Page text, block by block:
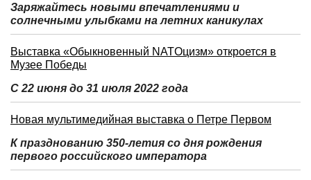
Заряжайтесь новыми впечатлениями и
солнечными улыбками на летних каникулах
Выставка «Обыкновенный NATOцизм» откроется в
Музее Победы
С 22 июня до 31 июля 2022 года
Новая мультимедийная выставка о Петре Первом
К празднованию 350-летия со дня рождения
первого российского императора